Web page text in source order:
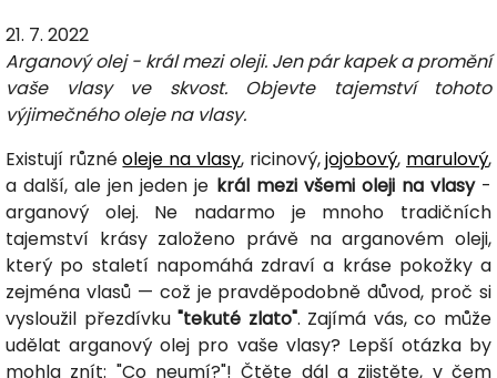
21. 7. 2022
Arganový olej - král mezi oleji. Jen pár kapek a promění
vaše vlasy ve skvost. Objevte tajemství tohoto
výjimečného oleje na vlasy.
Existují různéoleje na vlasy, ricinový,jojobový, marulový,
a další, ale jen jeden je král mezi všemi oleji na vlasy-
arganový olej. Ne nadarmo je mnoho tradičních
tajemství krásy založeno právě na arganovém oleji,
který po staletí napomáhá zdraví a kráse pokožky a
zejména vlasů — což je pravděpodobně důvod, proč si
vysloužil přezdívku"tekuté zlato". Zajímá vás, co může
udělat arganový olej pro vaše vlasy? Lepší otázka by
mohla znít: "Co neumí?"! Čtěte dál a zjistěte, v čem